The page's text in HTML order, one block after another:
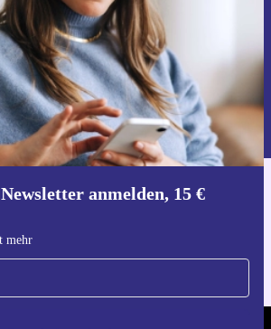
anmelden, 15 €
mehr
Gutschein anfordern
Verwendung personenbezogener Daten findest
.
Hol dir die refurbed-App